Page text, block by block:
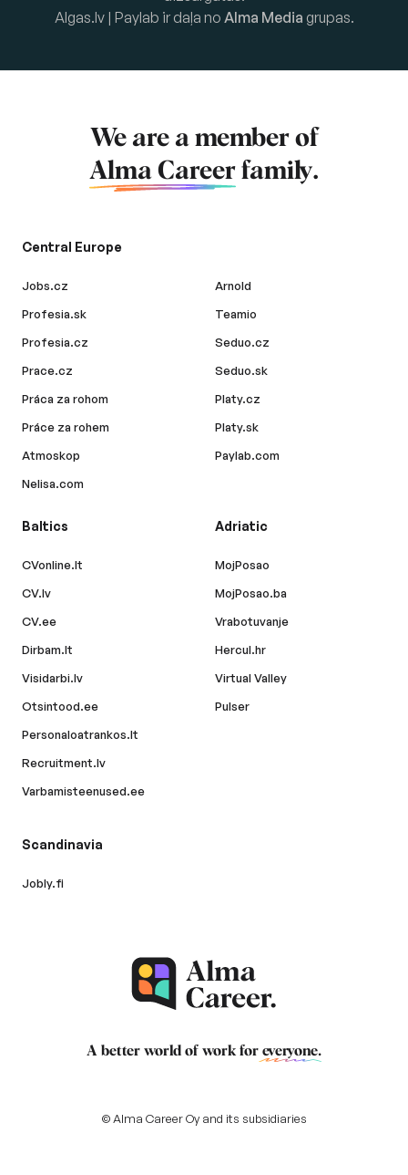
Algas.lv | Paylab ir daļa no Alma Media grupas.
We are a member of
Alma Career family.
Central Europe
Jobs.cz
Profesia.sk
Profesia.cz
Prace.cz
Práca za rohom
Práce za rohem
Atmoskop
Nelisa.com
Arnold
Teamio
Seduo.cz
Seduo.sk
Platy.cz
Platy.sk
Paylab.com
Baltics
CVonline.lt
CV.lv
CV.ee
Dirbam.lt
Visidarbi.lv
Otsintood.ee
Personaloatrankos.lt
Recruitment.lv
Varbamisteenused.ee
Adriatic
MojPosao
MojPosao.ba
Vrabotuvanje
Hercul.hr
Virtual Valley
Pulser
Scandinavia
Jobly.fi
A better world of work for everyone.
© Alma Career Oy and its subsidiaries